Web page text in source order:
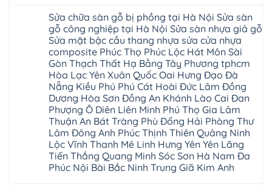
wood
đế
cao
su
IXPE
Hưng
Yên
Sài
Gòn
Ân
Thi
Hoàng
Mai
Mỹ
Hào
Tiên
Lữ
Từ
Liêm
Phù
Cừ
nhà
hà
nội
Ziccos
Flortex
Wilson
black
Hobi
wood
Glotex
Kosmos
Hobi
wood
Charm
wood
đế
cao
su
IXPE
Phú
Hà
Nội
Sửa
sàn
giả
gỗ
cong
vênh
Sửa
mặt
bậc
cầu
thang
nhựa
sửa
cửa
nhựa
composite
tpHCM
bình
luận
ở
Sửa
sàn
gỗ
bị
cong
vênh
tại
Hà
Nội
Sửa
sàn
gỗ
công
nghiệp
tại
Hà
Nội
Sửa chữa sàn gỗ bị phồng tại Hà Nội Sửa sàn
gỗ công nghiệp tại Hà Nội Sửa sàn nhựa giả gỗ
Sửa mặt bậc cầu thang nhựa sửa cửa nhựa
composite Phúc Thọ Phúc Lộc Hát Môn Sài
Gòn Thạch Thất Hạ Bằng Tây Phương tphcm
Hòa Lạc Yên Xuân Quốc Oai Hưng Đạo Đà
Nẵng Kiều Phú Phú Cát Hoài Đức Lâm Đồng
Dương Hòa Sơn Đồng An Khánh Lào Cai Đan
Phượng Ô Diên Liên Minh Phú Thọ Gia Lâm
Thuận An Bát Tràng Phù Đổng Hải Phòng Thư
Lâm Đông Anh Phúc Thịnh Thiên Quảng Ninh
Lộc Vĩnh Thanh Mê Linh Hưng Yên Yên Lãng
Tiến Thắng Quang Minh Sóc Sơn Hà Nam Đa
Phúc Nội Bài Bắc Ninh Trung Giã Kim Anh